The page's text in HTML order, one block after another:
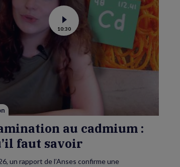
Voir
la
vidéo
au
cadmium :
ce
10:30
au cadmium :
faut savoir
un rapport de l’Anses confirme une